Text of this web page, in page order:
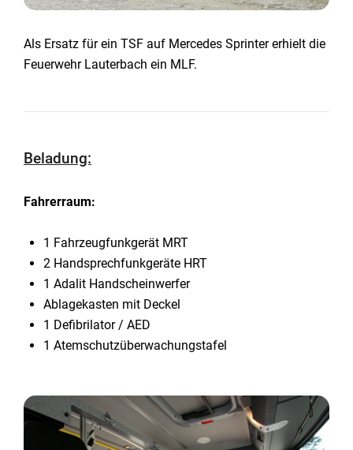
Als Ersatz für ein TSF auf Mercedes Sprinter erhielt die
Feuerwehr Lauterbach ein MLF.
Beladung:
Fahrerraum:
1 Fahrzeugfunkgerät MRT
2 Handsprechfunkgeräte HRT
1 Adalit Handscheinwerfer
Ablagekasten mit Deckel
1 Defibrilator / AED
1 Atemschutzüberwachungstafel